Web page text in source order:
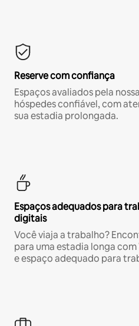
Reserve com confiança
Espaços avaliados pela
hóspedes confiável, com
sua estadia prolongada.
Espaços adequados para
digitais
Você viaja a trabalho?
para uma estadia longa
e espaço adequado para